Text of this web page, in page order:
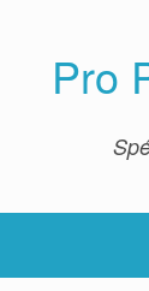
Pro